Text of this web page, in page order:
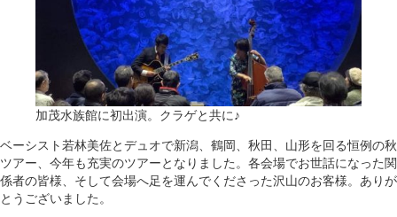
加茂水族館に初出演。クラゲと共に♪
ベーシスト若林美佐とデュオで新潟、鶴岡、秋田、山形を回る恒例の秋
ツアー、今年も充実のツアーとなりました。各会場でお世話になった関
係者の皆様、そして会場へ足を運んでくださった沢山のお客様。ありが
とうございました。